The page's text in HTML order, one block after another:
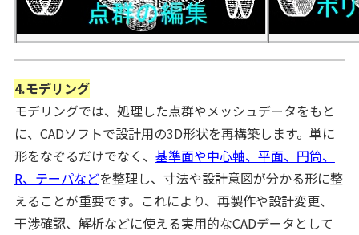
4.モデリング
モデリングでは、処理した点群やメッシュデータをもと
に、CADソフトで設計用の3D形状を再構築します。単に
形をなぞるだけでなく、 基準面や中心軸、平面、円筒、
R、テーパなどを整理し、寸法や設計意図が分かる形に整
えることが重要です。これにより、再製作や設計変更、
干渉確認、解析などに使える実用的なCADデータとして